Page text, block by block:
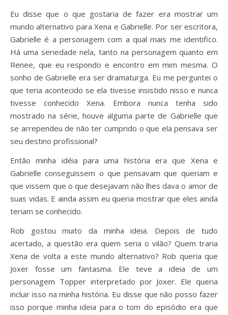
Eu disse que o que gostaria de fazer era mostrar um
mundo alternativo para Xena e Gabrielle. Por ser escritora,
Gabrielle é a personagem com a qual mais me identifico.
Há uma seriedade nela, tanto na personagem quanto em
Renee, que eu respondo e encontro em mim mesma. O
sonho de Gabrielle era ser dramaturga. Eu me perguntei o
que teria acontecido se ela tivesse insistido nisso e nunca
tivesse conhecido Xena. Embora nunca tenha sido
mostrado na série, houve alguma parte de Gabrielle que
se arrependeu de não ter cumprido o que ela pensava ser
seu destino profissional?
Então minha idéia para uma história era que Xena e
Gabrielle conseguissem o que pensavam que queriam e
que vissem que o que desejavam não lhes dava o amor de
suas vidas. E ainda assim eu queria mostrar que eles ainda
teriam se conhecido.
Rob gostou muito da minha ideia. Depois de tudo
acertado, a questão era quem seria o vilão? Quem traria
Xena de volta a este mundo alternativo? Rob queria que
Joxer fosse um fantasma. Ele teve a ideia de um
personagem Topper interpretado por Joxer. Ele queria
incluir isso na minha história. Eu disse que não posso fazer
isso porque minha ideia para o tom do episódio era que